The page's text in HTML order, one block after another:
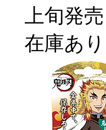
上旬発売
在庫あり